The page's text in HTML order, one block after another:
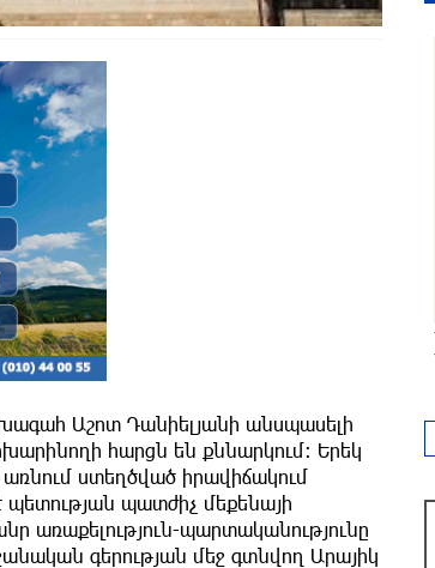
Աշոտ Դանիելյանի անսպասելի
հարցն են քննարկում։ Երեկ
ստեղծված իրավիճակում
պետության պատժիչ մեքենայի
առաքելություն-պարտականությունը
գերության մեջ գտնվող Արայիկ